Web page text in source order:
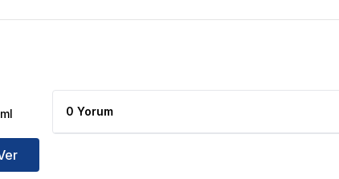
400ml Pembe Ürün Yorumları
0 Yorum